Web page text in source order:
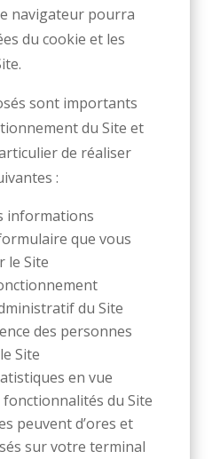
navigateur pourra
du cookie et les
sont importants
du Site et
de réaliser
:
informations
que vous
le Site
du Site
des personnes
Site
en vue
fonctionnalités du Site
peuvent d’ores et
sur votre terminal